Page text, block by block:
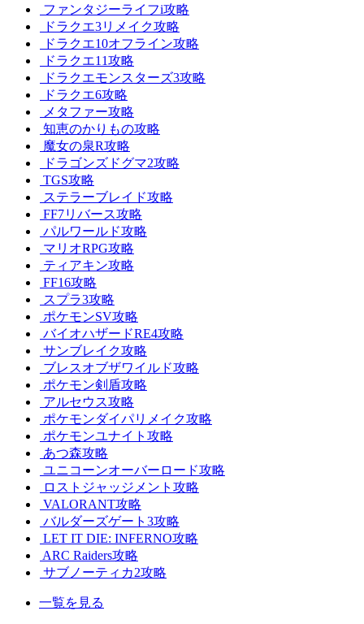
ファンタジーライフi攻略
ドラクエ3リメイク攻略
ドラクエ10オフライン攻略
ドラクエ11攻略
ドラクエモンスターズ3攻略
ドラクエ6攻略
メタファー攻略
知恵のかりもの攻略
魔女の泉R攻略
ドラゴンズドグマ2攻略
TGS攻略
ステラーブレイド攻略
FF7リバース攻略
パルワールド攻略
マリオRPG攻略
ティアキン攻略
FF16攻略
スプラ3攻略
ポケモンSV攻略
バイオハザードRE4攻略
サンブレイク攻略
ブレスオブザワイルド攻略
ポケモン剣盾攻略
アルセウス攻略
ポケモンダイパリメイク攻略
ポケモンユナイト攻略
あつ森攻略
ユニコーンオーバーロード攻略
ロストジャッジメント攻略
VALORANT攻略
バルダーズゲート3攻略
LET IT DIE: INFERNO攻略
ARC Raiders攻略
サブノーティカ2攻略
一覧を見る